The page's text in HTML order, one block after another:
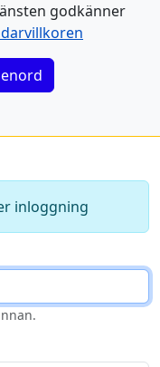
godkänner
inloggning